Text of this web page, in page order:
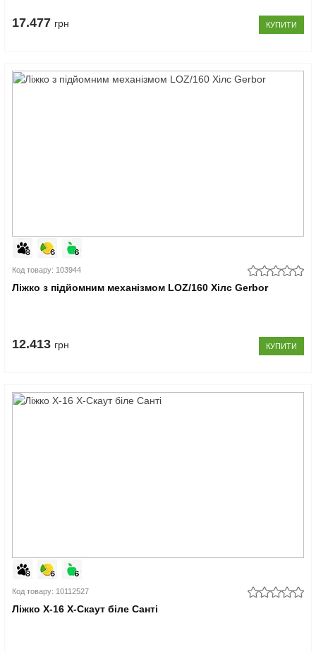
17.477 грн КУПИТИ
Код товару: 103944
Ліжко з підйомним механізмом LOZ/160 Хілс Gerbor
12.413 грн КУПИТИ
Код товару: 10112527
Ліжко Х-16 X-Скаут біле Санті